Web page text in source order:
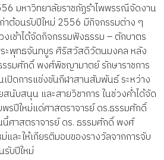
มหาวิทยาลัยราชภัฏรำไพพรรณีจัดงาน
ต้อนรับปีใหม่ 2556 มีกิจกรรมต่าง ๆ
เช้าได้จัดกิจกรรมฟังธรรม – ตักบาตร
ะพุทธจันทบูร ศิริสวัสดิวัตนมงคล หลัง
รมศักดิ์ พงศ์พิชญามาตย์ รักษาราชการ
ปิดการแข่งขันกีฬาสานสัมพันธ์ ระหว่าง
นับสนุน และสายวิชาการ ในช่วงค่ำได้จัด
รปีใหม่แด่ศาสตราจารย์ ดร.ธรรมศักดิ์
าสตราจารย์ ดร. ธรรมศักดิ์ พงศ์
ละให้เกียรติมอบของรางวัลจากการจับ
บปีใหม่